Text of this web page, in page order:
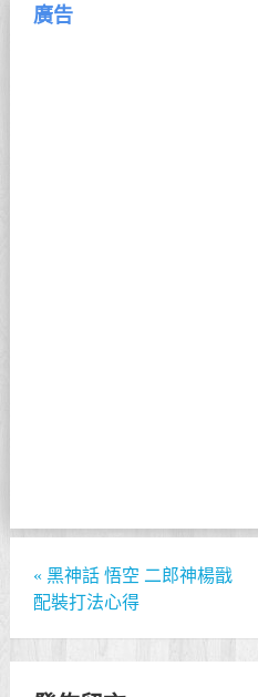
廣告
« 黑神話 悟空 二郎神楊戩
配裝打法心得